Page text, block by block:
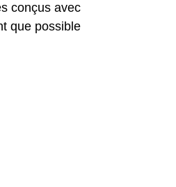
conçus avec
que possible